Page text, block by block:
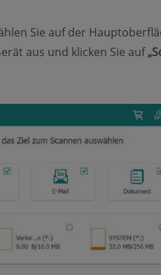
Sie auf der
aus und klicken Sie auf